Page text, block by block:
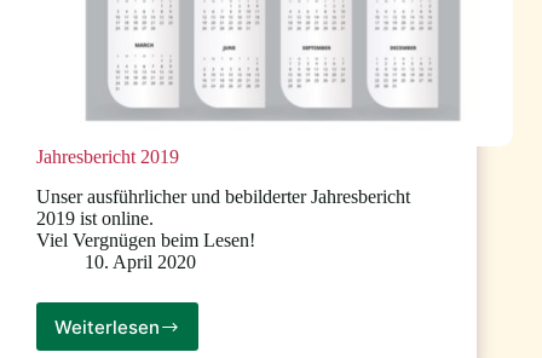
Jahresbericht 2019
Unser ausführlicher und bebilderter Jahresbericht
2019 ist online.
Viel Vergnügen beim Lesen!
10. April 2020
WeiterlesenJahresbericht